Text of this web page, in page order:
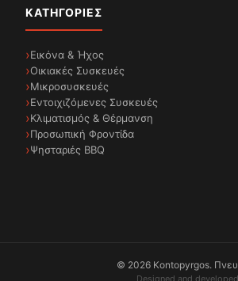
ΚΑΤΗΓΟΡΊΕΣ
Εικόνα & Ήχος
Οικιακές Συσκευές
Μικροσυσκευές
Εντοιχιζόμενες Συσκευές
Κλιματισμός & Θέρμανση
Προσωπική Φροντίδα
Ψησταριές BBQ
© 2026 Kontopyrgos.
Designed and